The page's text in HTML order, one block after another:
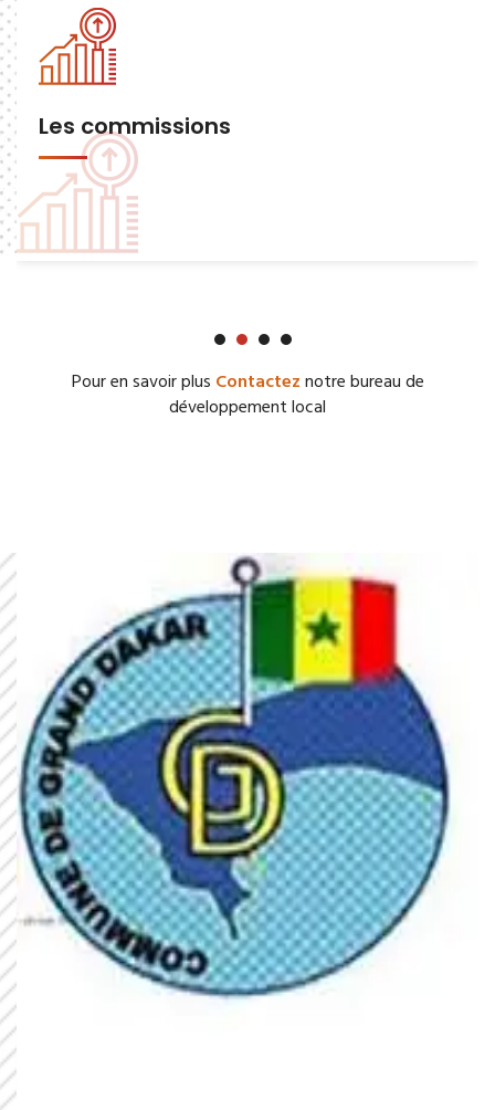
Les commissions
Pour en savoir plus Contacteznotre bureau de
développement local